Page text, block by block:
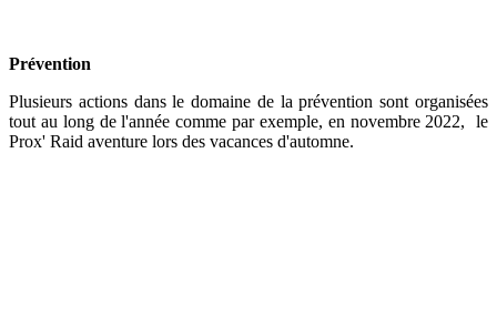
Prévention
Plusieurs actions dans le domaine de la prévention sont organisées
tout au long de l'année comme par exemple, en novembre 2022, le
Prox' Raid aventure lors des vacances d'automne.